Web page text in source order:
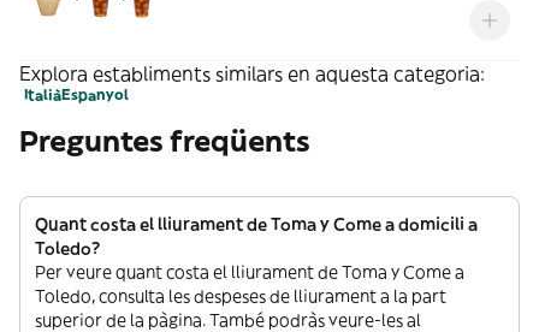
Explora establiments similars en aquesta categoria:
ItaliàEspanyol
Preguntes freqüents
Quant costa el lliurament de Toma y Come a domicili a
Toledo?
Per veure quant costa el lliurament de Toma y Come a
Toledo, consulta les despeses de lliurament a la part
superior de la pàgina. També podràs veure-les al